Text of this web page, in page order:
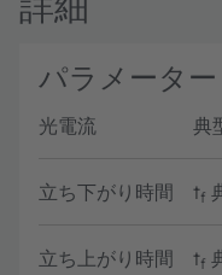
パラメーター
光電流 典
立ち下がり時間 tf
立ち上がり時間 tf